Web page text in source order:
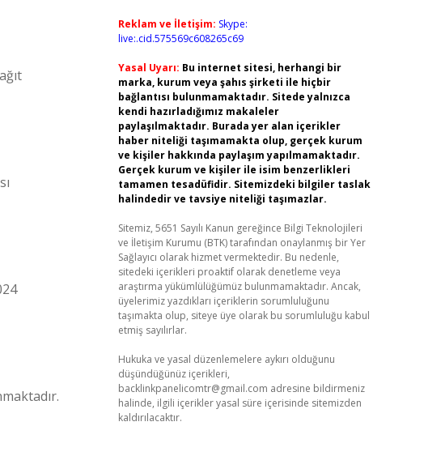
Reklam ve İletişim: Skype:
live:.cid.575569c608265c69
Yasal Uyarı: Bu internet sitesi, herhangi bir
marka, kurum veya şahıs şirketi ile hiçbir
bağlantısı bulunmamaktadır. Sitede yalnızca
kendi hazırladığımız makaleler
paylaşılmaktadır. Burada yer alan içerikler
haber niteliği taşımamakta olup, gerçek kurum
ve kişiler hakkında paylaşım yapılmamaktadır.
Gerçek kurum ve kişiler ile isim benzerlikleri
tamamen tesadüfidir. Sitemizdeki bilgiler taslak
halindedir ve tavsiye niteliği taşımazlar.
Sitemiz, 5651 Sayılı Kanun gereğince Bilgi Teknolojileri
ve İletişim Kurumu (BTK) tarafından onaylanmış bir Yer
Sağlayıcı olarak hizmet vermektedir. Bu nedenle,
sitedeki içerikleri proaktif olarak denetleme veya
araştırma yükümlülüğümüz bulunmamaktadır. Ancak,
üyelerimiz yazdıkları içeriklerin sorumluluğunu
taşımakta olup, siteye üye olarak bu sorumluluğu kabul
etmiş sayılırlar.
Hukuka ve yasal düzenlemelere aykırı olduğunu
düşündüğünüz içerikleri,
backlinkpanelicomtr@gmail.com adresine bildirmeniz
halinde, ilgili içerikler yasal süre içerisinde sitemizden
kaldırılacaktır.